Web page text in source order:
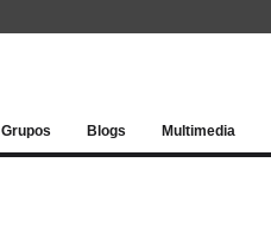
Grupos Blogs Multimedia